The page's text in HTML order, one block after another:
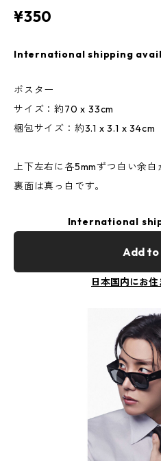
¥350
International shipping
ポスター
サイズ：約70 x 33cm
梱包サイズ：約3.1 x 3.1 x 34cm
上下左右に各5mmずつ白い余白
裏面は真っ白です。
International
Add
日本国内にお